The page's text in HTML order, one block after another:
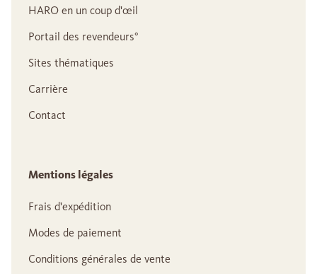
HARO en un coup d'œil
Portail des revendeurs°
Sites thématiques
Carrière
Contact
Mentions légales
Frais d'expédition
Modes de paiement
Conditions générales de vente